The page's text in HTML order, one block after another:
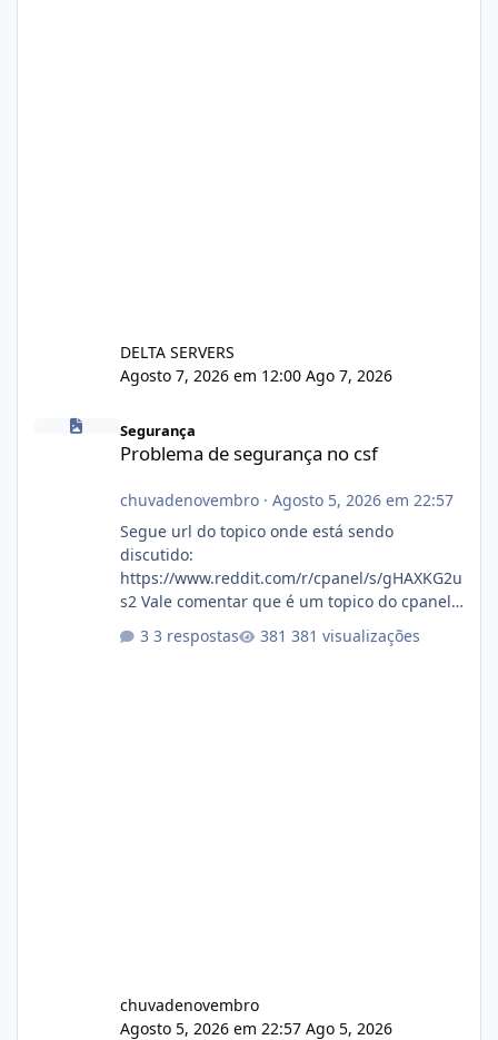
DELTA SERVERS
Agosto 7, 2026 em 12:00 Ago 7, 2026
Segurança
Problema de segurança no csf
chuvadenovembro· Agosto 5, 2026 em 22:57
Segue url do topico onde está sendo
discutido:
https://www.reddit.com/r/cpanel/s/gHAXKG2u
s2 Vale comentar que é um topico do cpanel...
3 respostas 381 visualizações
chuvadenovembro
Agosto 5, 2026 em 22:57 Ago 5, 2026